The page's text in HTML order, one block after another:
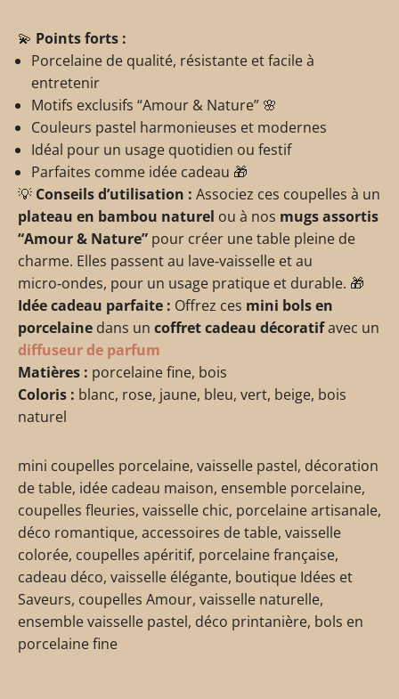
💫 Points forts :
Porcelaine de qualité, résistante et facile à
entretenir
Motifs exclusifs “Amour & Nature” 🌸
Couleurs pastel harmonieuses et modernes
Idéal pour un usage quotidien ou festif
Parfaites comme idée cadeau 🎁
💡 Conseils d’utilisation : Associez ces coupelles à un
plateau en bambou naturel ou à nos mugs assortis
“Amour & Nature” pour créer une table pleine de
charme. Elles passent au lave‑vaisselle et au
micro‑ondes, pour un usage pratique et durable. 🎁
Idée cadeau parfaite : Offrez ces mini bols en
porcelaine dans un coffret cadeau décoratifavec un
diffuseur de parfum
Matières : porcelaine fine, bois
Coloris : blanc, rose, jaune, bleu, vert, beige, bois
naturel
mini coupelles porcelaine, vaisselle pastel, décoration
de table, idée cadeau maison, ensemble porcelaine,
coupelles fleuries, vaisselle chic, porcelaine artisanale,
déco romantique, accessoires de table, vaisselle
colorée, coupelles apéritif, porcelaine française,
cadeau déco, vaisselle élégante, boutique Idées et
Saveurs, coupelles Amour, vaisselle naturelle,
ensemble vaisselle pastel, déco printanière, bols en
porcelaine fine